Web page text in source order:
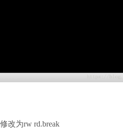
改为rw rd.break